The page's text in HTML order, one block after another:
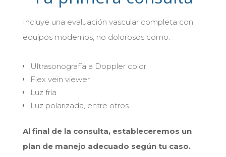
Incluye una evaluación vascular completa con
equipos modernos, no dolorosos como:
Ultrasonografía a Doppler color
Flex vein viewer
Luz fría
Luz polarizada, entre otros.
Al final de la consulta, estableceremos un
plan de manejo adecuado según tu caso.